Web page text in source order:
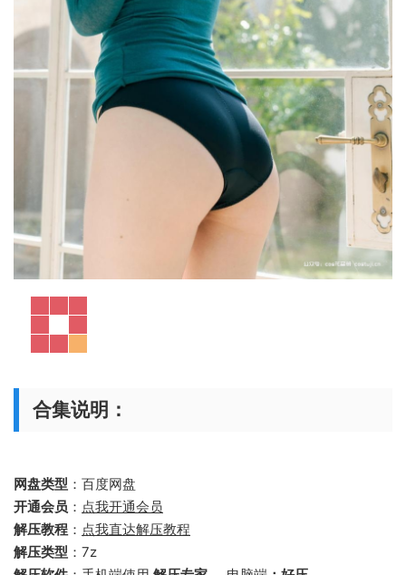
合集说明：
网盘类型 ：百度网盘
开通会员 ： 点我开通会员
解压教程 ： 点我直达解压教程
解压类型 ：7z